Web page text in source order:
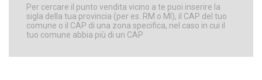
Per cercare il punto vendita vicino a te puoi inserire la
sigla della tua provincia (per es. RM o MI), il CAP del tuo
comune o il CAP di una zona specifica, nel caso in cui il
tuo comune abbia più di un CAP